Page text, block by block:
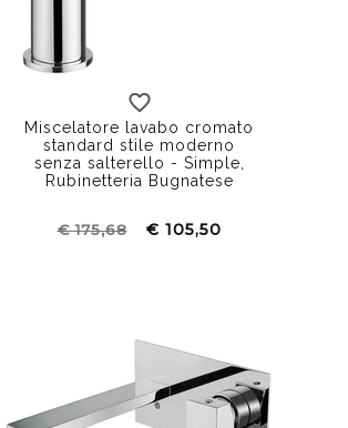
Miscelatore lavabo cromato
standard stile moderno
senza salterello - Simple,
Rubinetteria Bugnatese
€ 175,68 € 105,50